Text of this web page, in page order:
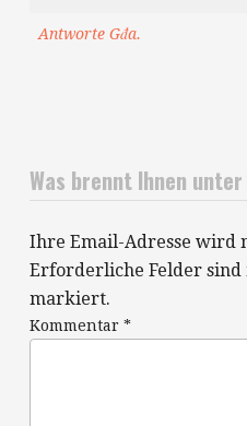
Antworte Gđa.
Was brennt Ihnen
Ihre Email-Adresse wird
Erforderliche Felder
markiert.
Kommentar *